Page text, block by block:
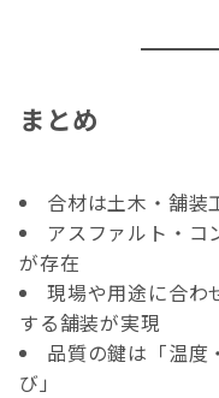
まとめ
合材は土木・舗装
アスファルト・コ
が存在
現場や用途に合わ
する舗装が実現
品質の鍵は「温度
び」